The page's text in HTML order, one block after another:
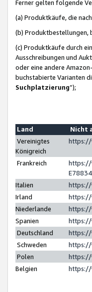
Ferner gelten folgende
(a) Produktkäufe, die
(b) Produktbestellungen,
(c) Produktkäufe durch
Ausschreibungen und
oder eine andere
buchstabierte Varianten
Suchplatzierung”);
Land
Nicht
Vereinigtes
Königreich
https://
Frankreich
https://
Italien
https://
Irland
https://
Niederlande
https://
Spanien
https://
Deutschland
https://
Schweden
https://
Polen
https://
Belgien
https://